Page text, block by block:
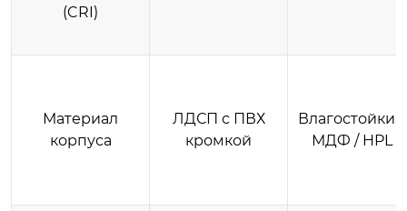
(CRI)
Материал
корпуса
ЛДСП с ПВХ
кромкой
Влагостойкий
МДФ / HPL